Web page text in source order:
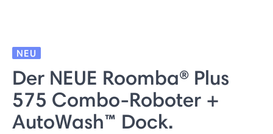
NEU
Der NEUE Roomba® Plus
575 Combo-Roboter +
AutoWash™ Dock.